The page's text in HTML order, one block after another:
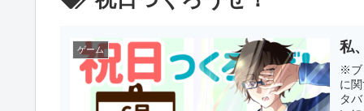
ゲーム 私
※ブ
に
タ